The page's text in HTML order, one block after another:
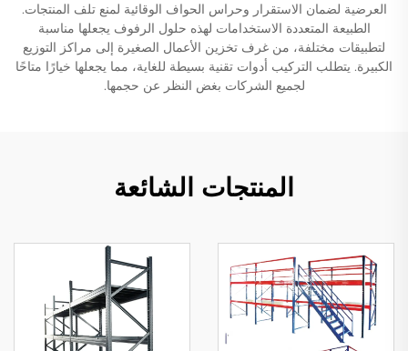
العرضية لضمان الاستقرار وحراس الحواف الوقائية لمنع تلف المنتجات.
الطبيعة المتعددة الاستخدامات لهذه حلول الرفوف يجعلها مناسبة
لتطبيقات مختلفة، من غرف تخزين الأعمال الصغيرة إلى مراكز التوزيع
الكبيرة. يتطلب التركيب أدوات تقنية بسيطة للغاية، مما يجعلها خيارًا متاحًا
لجميع الشركات بغض النظر عن حجمها.
المنتجات الشائعة